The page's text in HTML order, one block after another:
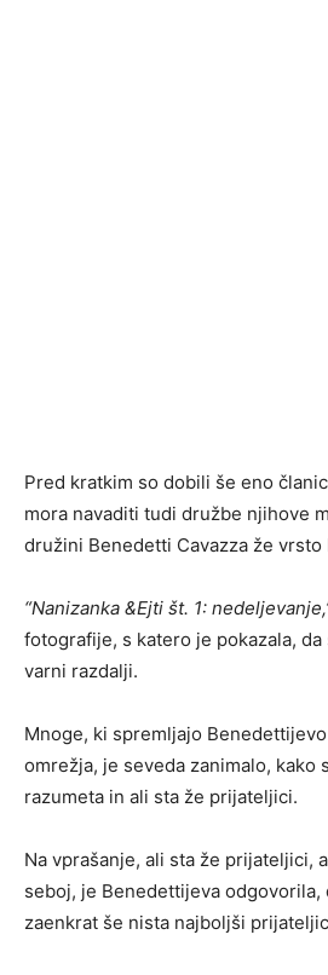
Pred kratkim so dobili še eno
mora navaditi tudi družbe njihove
družini Benedetti Cavazza že vrsto
“Nanizanka &Ejti št. 1: nedeljevanje
fotografije, s katero je pokazala,
varni razdalji.
Mnoge, ki spremljajo
omrežja, je seveda zanimalo, kako
razumeta in ali sta že prijateljici.
Na vprašanje, ali sta že prijateljici,
seboj, je Benedettijeva odgovorila,
zaenkrat še nista najboljši